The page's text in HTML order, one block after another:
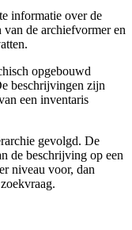
informatie over de
van de archiefvormer en
opgebouwd
beschrijvingen zijn
een inventaris
gevolgd. De
de beschrijving op een
niveau voor, dan